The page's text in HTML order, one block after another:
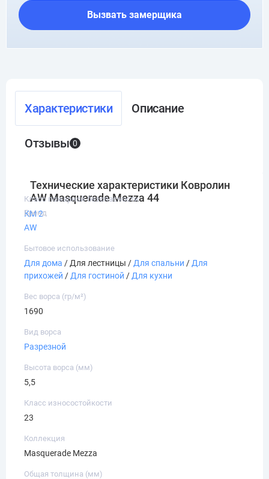
Вызвать замерщика
Характеристики Описание
Отзывы 0
Технические характеристики Ковролин
AW Masquerade Mezza 44
Класс пожарной безопасности
КМ 2
Бренд
AW
Бытовое использование
Для дома / Для лестницы /Для спальни /Для
прихожей /Для гостиной /Для кухни
Вес ворса (гр/м²)
1690
Вид ворса
Разрезной
Высота ворса (мм)
5,5
Класс износостойкости
23
Коллекция
Masquerade Mezza
Общая толщина (мм)